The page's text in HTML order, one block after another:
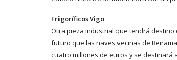
Frigoríficos Vigo
Otra pieza industrial que tendrá destino
futuro que las naves vecinas de
cuatro millones de euros y se destinará